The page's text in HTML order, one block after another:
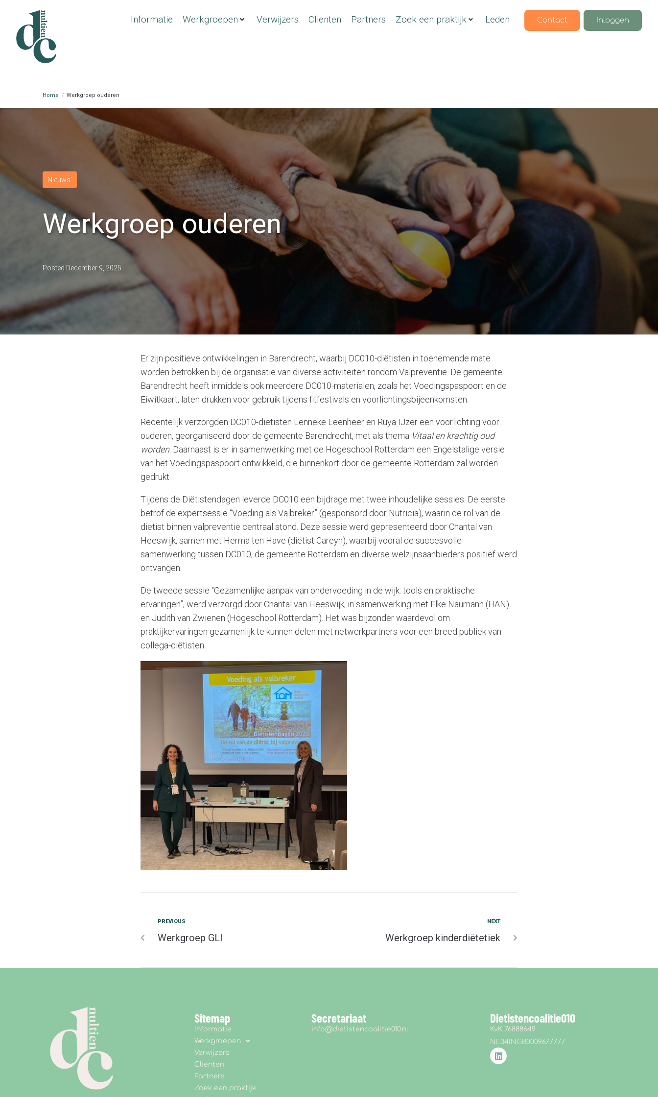
Informatie Werkgroepen Verwijzers Clienten Partners Zoek een praktijk Leden Contact Inloggen
Home / Werkgroep ouderen
Nieuws'
Werkgroep ouderen
Posted December 9, 2025
Er zijn positieve ontwikkelingen in Barendrecht, waarbij DC010-diëtisten in toenemende mate
worden betrokken bij de organisatie van diverse activiteiten rondom Valpreventie. De gemeente
Barendrecht heeft inmiddels ook meerdere DC010-materialen, zoals het Voedingspaspoort en de
Eiwitkaart, laten drukken voor gebruik tijdens fitfestivals en voorlichtingsbijeenkomsten.
Recentelijk verzorgden DC010-diëtisten Lenneke Leenheer en Ruya IJzer een voorlichting voor
ouderen, georganiseerd door de gemeente Barendrecht, met als thema Vitaal en krachtig oud
worden. Daarnaast is er in samenwerking met de Hogeschool Rotterdam een Engelstalige versie
van het Voedingspaspoort ontwikkeld, die binnenkort door de gemeente Rotterdam zal worden
gedrukt.
Tijdens de Diëtistendagen leverde DC010 een bijdrage met twee inhoudelijke sessies. De eerste
betrof de expertsessie “Voeding als Valbreker” (gesponsord door Nutricia), waarin de rol van de
diëtist binnen valpreventie centraal stond. Deze sessie werd gepresenteerd door Chantal van
Heeswijk, samen met Herma ten Have (diëtist Careyn), waarbij vooral de succesvolle
samenwerking tussen DC010, de gemeente Rotterdam en diverse welzijnsaanbieders positief werd
ontvangen.
De tweede sessie “Gezamenlijke aanpak van ondervoeding in de wijk: tools en praktische
ervaringen”, werd verzorgd door Chantal van Heeswijk, in samenwerking met Elke Naumann (HAN)
en Judith van Zwienen (Hogeschool Rotterdam). Het was bijzonder waardevol om
praktijkervaringen gezamenlijk te kunnen delen met netwerkpartners voor een breed publiek van
collega-diëtisten.
PREVIOUS
Werkgroep GLI
NEXT
Werkgroep kinderdiëtetiek
Sitemap
Informatie
Werkgroepen
Verwijzers
Clienten
Partners
Zoek een praktijk
Secretariaat
info@dietistencoalitie010.nl
Dietistencoalitie010
KvK 76888649
NL34INGB0009677777